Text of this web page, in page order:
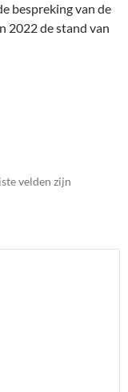
bespreking van de
2022 de stand van
velden zijn